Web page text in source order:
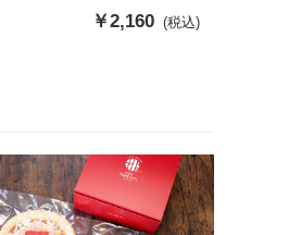
販
￥2,160 (税込)